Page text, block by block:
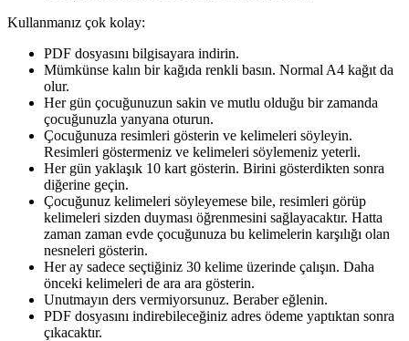
Kullanmanız çok kolay:
PDF dosyasını bilgisayara indirin.
Mümkünse kalın bir kağıda renkli basın. Normal A4 kağıt da
olur.
Her gün çocuğunuzun sakin ve mutlu olduğu bir zamanda
çocuğunuzla yanyana oturun.
Çocuğunuza resimleri gösterin ve kelimeleri söyleyin.
Resimleri göstermeniz ve kelimeleri söylemeniz yeterli.
Her gün yaklaşık 10 kart gösterin. Birini gösterdikten sonra
diğerine geçin.
Çocuğunuz kelimeleri söyleyemese bile, resimleri görüp
kelimeleri sizden duyması öğrenmesini sağlayacaktır. Hatta
zaman zaman evde çocuğunuza bu kelimelerin karşılığı olan
nesneleri gösterin.
Her ay sadece seçtiğiniz 30 kelime üzerinde çalışın. Daha
önceki kelimeleri de ara ara gösterin.
Unutmayın ders vermiyorsunuz. Beraber eğlenin.
PDF dosyasını indirebileceğiniz adres ödeme yaptıktan sonra
çıkacaktır.